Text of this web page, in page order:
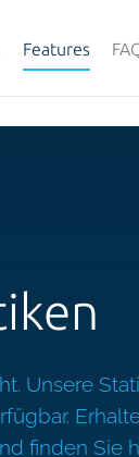
Features
Unsere
finden Sie